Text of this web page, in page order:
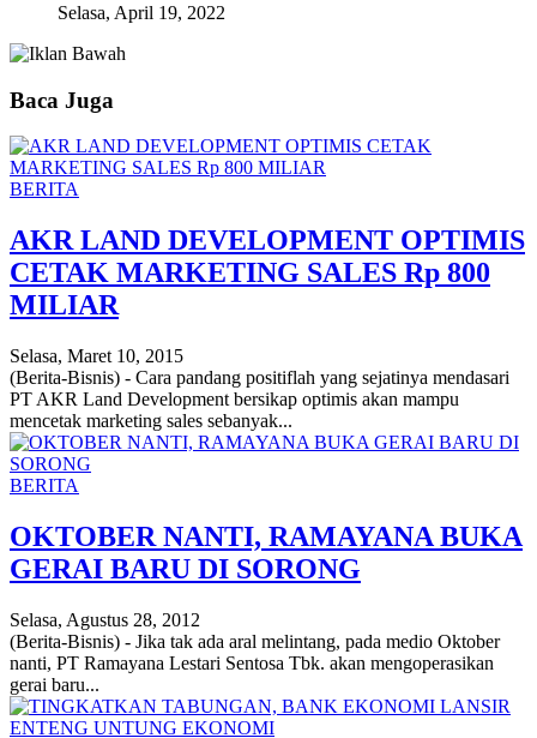
Selasa, April 19, 2022
Baca Juga
BERITA
AKR LAND DEVELOPMENT OPTIMIS
CETAK MARKETING SALES Rp 800
MILIAR
Selasa, Maret 10, 2015
(Berita-Bisnis) - Cara pandang positiflah yang sejatinya mendasari
PT AKR Land Development bersikap optimis akan mampu
mencetak marketing sales sebanyak...
BERITA
OKTOBER NANTI, RAMAYANA BUKA
GERAI BARU DI SORONG
Selasa, Agustus 28, 2012
(Berita-Bisnis) - Jika tak ada aral melintang, pada medio Oktober
nanti, PT Ramayana Lestari Sentosa Tbk. akan mengoperasikan
gerai baru...